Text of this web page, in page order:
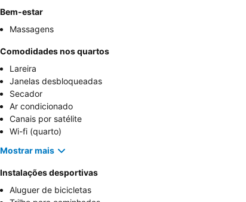
Bem-estar
Massagens
Comodidades nos quartos
Lareira
Janelas desbloqueadas
Secador
Ar condicionado
Canais por satélite
Wi-fi (quarto)
Mostrar mais
Instalações desportivas
Aluguer de bicicletas